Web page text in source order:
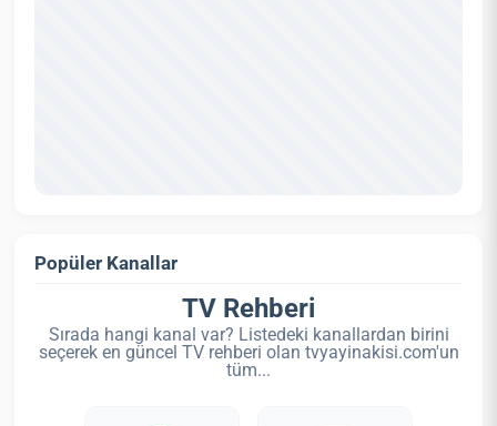
Popüler Kanallar
TV Rehberi
Sırada hangi kanal var? Listedeki kanallardan birini
seçerek en güncel TV rehberi olan tvyayinakisi.com'un
tüm...